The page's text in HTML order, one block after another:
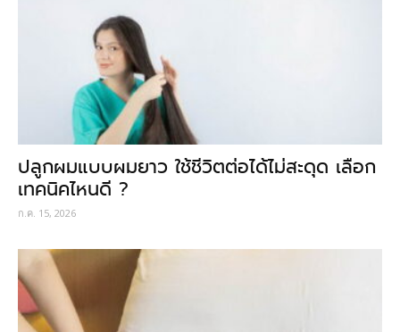
ปลูกผมแบบผมยาว ใช้ชีวิตต่อได้ไม่สะดุด เลือก
เทคนิคไหนดี ?
ก.ค. 15, 2026